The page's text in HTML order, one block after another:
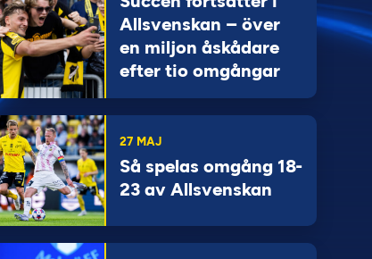
Allsvenskan – över
en miljon åskådare
efter tio omgångar
27 MAJ
Så spelas omgång 18-
23 av Allsvenskan